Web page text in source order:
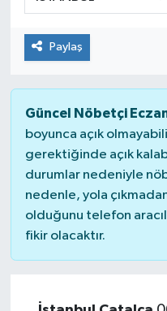
Paylaş
Güncel Nöbetçi
boyunca açık
gerektiğinde açık
durumlar nedeniyle
nedenle, yola
olduğunu telefon
fikir olacaktır.